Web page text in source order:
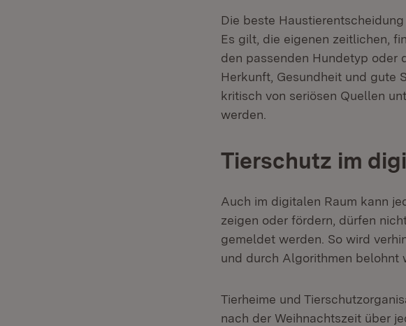
Die beste
Es gilt, die eigenen zeitlichen,
den passenden Hundetyp oder
Herkunft, Gesundheit und gute
kritisch von seriösen Quellen
werden.
Tierschutz im
Auch im digitalen Raum kann
zeigen oder fördern, dürfen
gemeldet werden. So wird
und durch Algorithmen belohnt
Tierheime und
nach der Weihnachtszeit über